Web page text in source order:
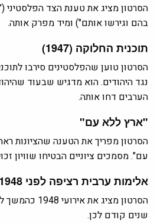
הסרטון מציג את טענת הצד הפלסטיני
בהם וגירשו אותם") ומיד מפרק אותה.
תוכנית החלוקה(1947)
הסרטון טוען שהפלסטינים סירבו
נגד היהודים. הוא מדגיש שבעוד
הערבים דחו אותה.
"ארץ ללא עם"
הסרטון מפריך את הטענה שהציונות
עם". מסמכים ציוניים הבטיחו שוויון
אלימות ערבית רציפה לפני 1948
הסרטון מציג את
שנים קודם לכן.